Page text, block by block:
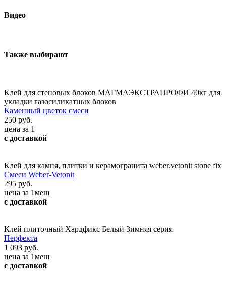
Видео
Также выбирают
Клей для стеновых блоков МАГМАЭКСТРАПРОФИ 40кг для
укладки газосиликатных блоков
Каменный цветок смеси
250 руб.
цена за 1
с доставкой
Клей для камня, плитки и керамогранита weber.vetonit stone fix
Смеси Weber-Vetonit
295 руб.
цена за 1меш
с доставкой
Клей плиточный Хардфикс Белый Зимняя серия
Перфекта
1 093 руб.
цена за 1меш
с доставкой